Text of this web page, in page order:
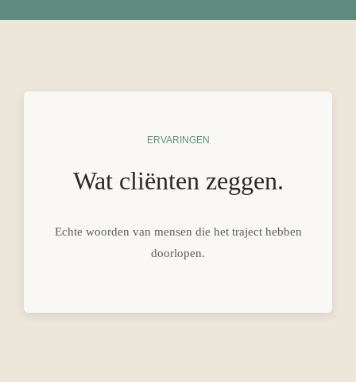
ERVARINGEN
Wat cliënten zeggen.
Echte woorden van mensen die het traject hebben
doorlopen.